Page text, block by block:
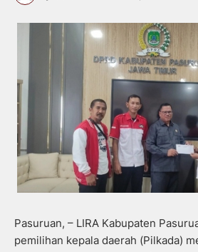
Pasuruan, – LIRA Kabupaten
pemilihan kepala daerah (Pilkada)